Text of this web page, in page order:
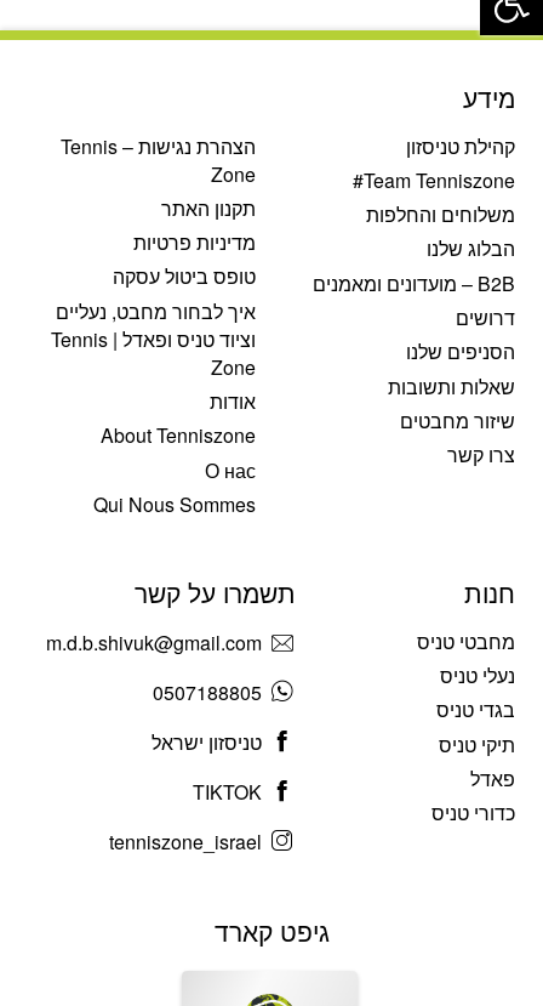
מידע
קהילת טניסזון
Team Tenniszone#
משלוחים והחלפות
הבלוג שלנו
B2B – מועדונים ומאמנים
דרושים
הסניפים שלנו
שאלות ותשובות
שיזור מחבטים
צרו קשר
הצהרת נגישות – Tennis
Zone
תקנון האתר
מדיניות פרטיות
טופס ביטול עסקה
איך לבחור מחבט, נעליים
וציוד טניס ופאדל | Tennis
Zone
אודות
About Tenniszone
О нас
Qui Nous Sommes
חנות
מחבטי טניס
נעלי טניס
בגדי טניס
תיקי טניס
פאדל
כדורי טניס
תשמרו על קשר
m.d.b.shivuk@gmail.com
0507188805
טניסזון ישראל
TIKTOK
tenniszone_israel
גיפט קארד